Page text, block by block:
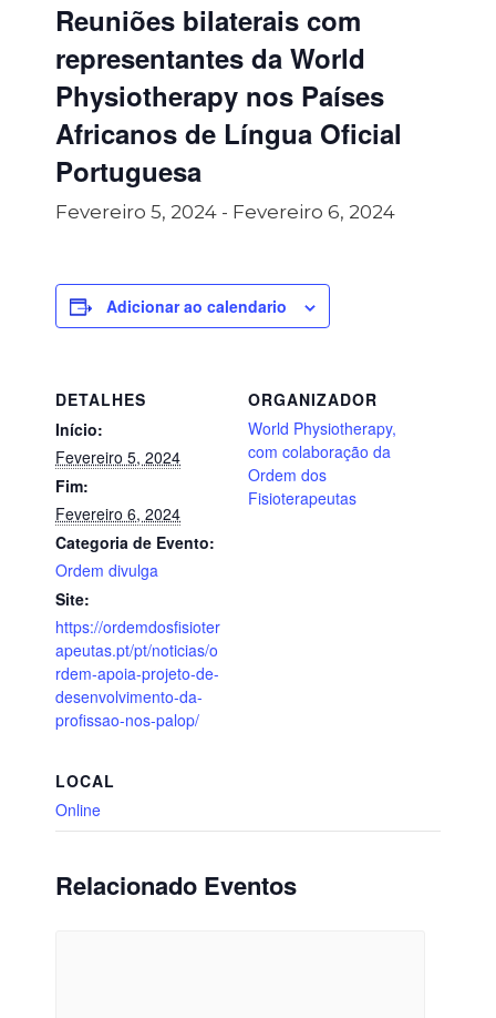
Reuniões bilaterais com
representantes da World
Physiotherapy nos Países
Africanos de Língua Oficial
Portuguesa
Fevereiro 5, 2024 - Fevereiro 6, 2024
Adicionar ao calendario
DETALHES
Início:
Fevereiro 5, 2024
Fim:
Fevereiro 6, 2024
Categoria de Evento:
Ordem divulga
Site:
https://ordemdosfisioter
apeutas.pt/pt/noticias/o
rdem-apoia-projeto-de-
desenvolvimento-da-
profissao-nos-palop/
ORGANIZADOR
World Physiotherapy,
com colaboração da
Ordem dos
Fisioterapeutas
LOCAL
Online
Relacionado Eventos